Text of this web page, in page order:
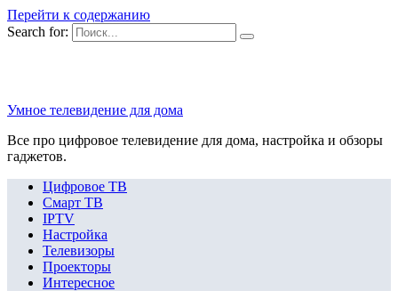
Перейти к содержанию
Search for:
Умное телевидение для дома
Все про цифровое телевидение для дома, настройка и обзоры
гаджетов.
Цифровое ТВ
Смарт ТВ
IPTV
Настройка
Телевизоры
Проекторы
Интересное